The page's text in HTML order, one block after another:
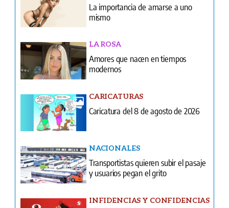
La importancia de amarse a uno
mismo
LA ROSA
Amores que nacen en tiempos
modernos
CARICATURAS
Caricatura del 8 de agosto de 2026
NACIONALES
Transportistas quieren subir el pasaje
y usuarios pegan el grito
INFIDENCIAS Y CONFIDENCIAS